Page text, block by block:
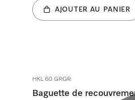
AJOUTER AU PANIER
HKL 60 GRGR
Baguette de